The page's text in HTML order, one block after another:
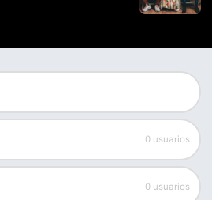
0 usuarios
0 usuarios